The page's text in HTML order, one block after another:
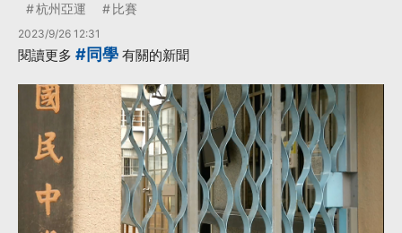
杭州亞運 比賽
2023/9/26 12:31
閱讀更多 #同學 有關的新聞